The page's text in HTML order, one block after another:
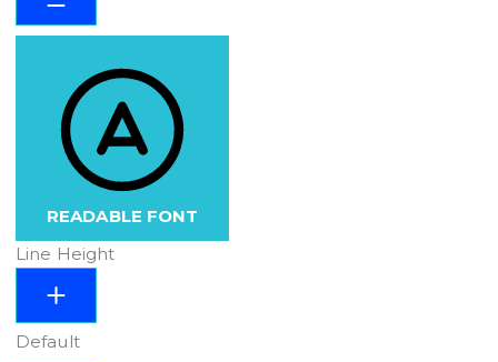
READABLE FONT
Line Height
Default